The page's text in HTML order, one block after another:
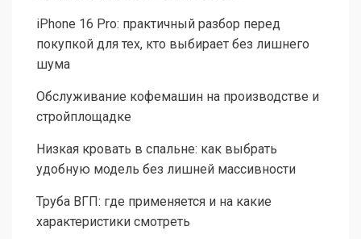
iPhone 16 Pro: практичный разбор перед
покупкой для тех, кто выбирает без лишнего
шума
Обслуживание кофемашин на производстве и
стройплощадке
Низкая кровать в спальне: как выбрать
удобную модель без лишней массивности
Труба ВГП: где применяется и на какие
характеристики смотреть